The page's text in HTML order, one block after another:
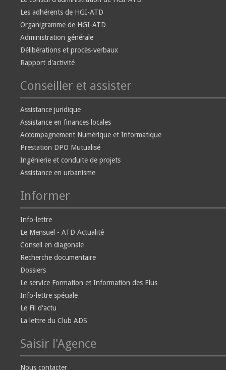
Les adhérents de HGI-ATD
Organigramme de HGI-ATD
Administration générale
Délibérations et procès-verbaux
Rapport d'activité
Conseiller et assister
Assistance juridique
Assistance en finances locales
Accompagnement Numérique et Informatique
Prestation DPO Mutualisé
Ingénierie et conduite de projets
Assistance en urbanisme
Informer
Info-lettre
Le Mensuel - ATD Actualité
Conseil en diagonale
Recherche documentaire
Dossiers
Le service Formation et Information des Elus
Info-lettre spéciale
Le Fil d'actu
La lettre du Club ADS
Saisir l'Agence
Nous contacter